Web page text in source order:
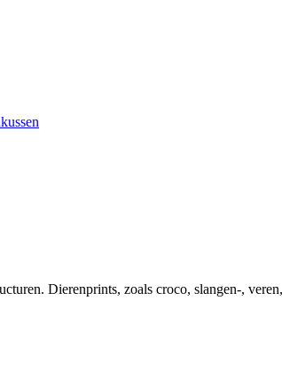
Dierenprints, zoals croco, slangen-,